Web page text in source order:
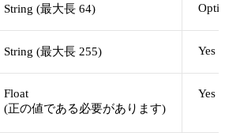
String (最大長 64)
String (最大長 255) Yes
Float
(正の値である必要があります)
Yes